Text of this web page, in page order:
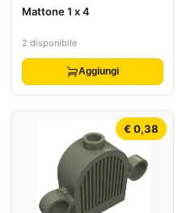
Mattone 1 x 4
2 disponibile
Aggiungi
€ 0,38